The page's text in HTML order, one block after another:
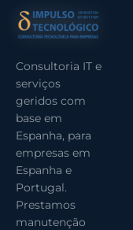
Consultoria IT e
serviços
geridos com
base em
Espanha, para
empresas em
Espanha e
Portugal.
Prestamos
manutenção